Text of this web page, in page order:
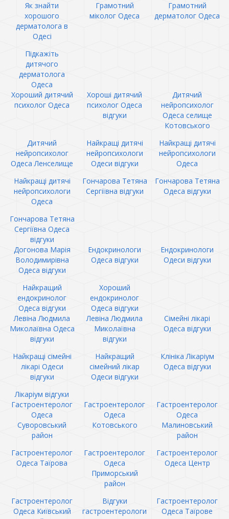
Як знайти
хорошого
дерматолога в
Одесі
Грамотний
міколог Одеса
Грамотний
дерматолог Одеса
Підкажіть
дитячого
дерматолога
Одеса
Хороший дитячий
психолог Одеса
Хороші дитячий
психолог Одеса
відгуки
Дитячий
нейропсихолог
Одеса селище
Котовського
Дитячий
нейропсихолог
Одеса Ленселище
Найкращі дитячі
нейропсихологи
Одеси відгуки
Найкращі дитячі
нейропсихологи
Одеса
Найкращі дитячі
нейропсихологи
Одеса
Гончарова Тетяна
Сергіївна відгуки
Гончарова Тетяна
Одеса відгуки
Гончарова Тетяна
Сергіївна Одеса
відгуки
Догонова Марія
Володимирівна
Одеса відгуки
Ендокринологи
Одеса відгуки
Ендокринологи
Одеси відгуки
Найкращий
ендокринолог
Одеса відгуки
Хороший
ендокринолог
Одеса відгуки
Левіна Людмила
Миколаївна Одеса
відгуки
Левіна Людмила
Миколаївна
відгуки
Сімейні лікарі
Одеса відгуки
Найкращі сімейні
лікарі Одеси
відгуки
Найкращий
сімейний лікар
Одеси відгуки
Клініка Лікаріум
Одеса відгуки
Лікаріум відгуки
Гастроентеролог
Одеса
Суворовський
район
Гастроентеролог
Одеса
Котовського
Гастроентеролог
Одеса
Малиновський
район
Гастроентеролог
Одеса Таїрова
Гастроентеролог
Одеса
Приморський
район
Гастроентеролог
Одеса Центр
Гастроентеролог
Одеса Київський
Відгуки
гастроентерологи
Гастроентеролог
Одеса Таїрове